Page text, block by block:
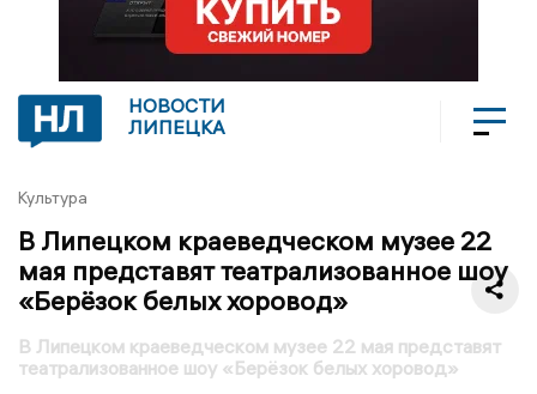
НОВОСТИ
ЛИПЕЦКА
Культура
В Липецком краеведческом музее 22
мая представят театрализованное шоу
«Берёзок белых хоровод»
В Липецком краеведческом музее 22 мая представят
театрализованное шоу «Берёзок белых хоровод»